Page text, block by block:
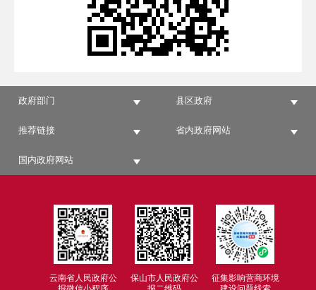
政府部门 县区政府
推荐链接 省内政府网站
国内政府网站
云南省人民政府公
保山市人民政府公
征集影响营商环境